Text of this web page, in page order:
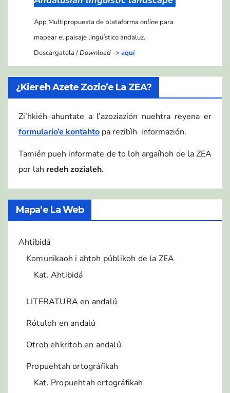
App Multipropuesta de plataformaonline para
mapear el paisaje lingüístico andaluz.
Descárgatela /Download ->aquí
¿Kiereh Azete Zozio’e La ZEA?
Zi’hkiéh ahuntate a l’azoziazión nuehtra reyena er
formulario’e kontahto pa rezibìh informazión.
Tamién pueh informate de to loh argaíhoh de la ZEA
por lah redeh zozialeh.
Mapa’e La Web
Ahtibidá
Komunikaoh i ahtoh públikoh de la ZEA
Kat. Ahtibidá
LITERATURA en andalú
Rótuloh en andalú
Otroh ehkritoh en andalú
Propuehtah ortográfikah
Kat. Propuehtah ortográfikah